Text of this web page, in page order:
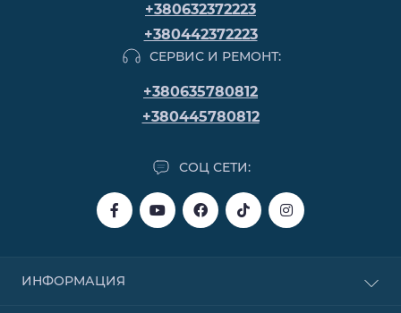
+380632372223
+380442372223
СЕРВИС И РЕМОНТ:
+380635780812
+380445780812
СОЦ СЕТИ:
ИНФОРМАЦИЯ